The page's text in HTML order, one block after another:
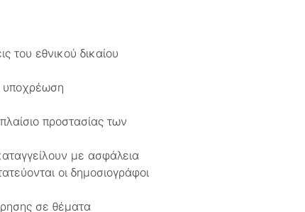
του εθνικού δικαίου
υποχρέωση
προστασίας των
με ασφάλεια
οι δημοσιογράφοι
σε θέματα